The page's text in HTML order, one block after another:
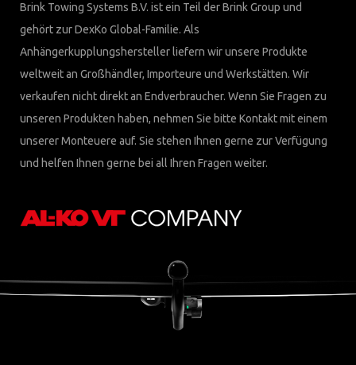
Brink Towing Systems B.V. ist ein Teil der Brink Group und
gehört zur DexKo Global-Familie. Als
Anhängerkupplungshersteller liefern wir unsere Produkte
weltweit an Großhändler, Importeure und Werkstätten. Wir
verkaufen nicht direkt an Endverbraucher. Wenn Sie Fragen zu
unseren Produkten haben, nehmen Sie bitte Kontakt mit einem
unserer Monteuere auf. Sie stehen Ihnen gerne zur Verfügung
und helfen Ihnen gerne bei all Ihren Fragen weiter.